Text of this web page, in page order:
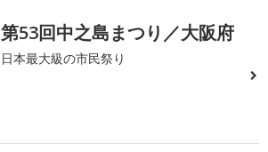
第53回中之島まつり／大阪府
日本最大級の市民祭り